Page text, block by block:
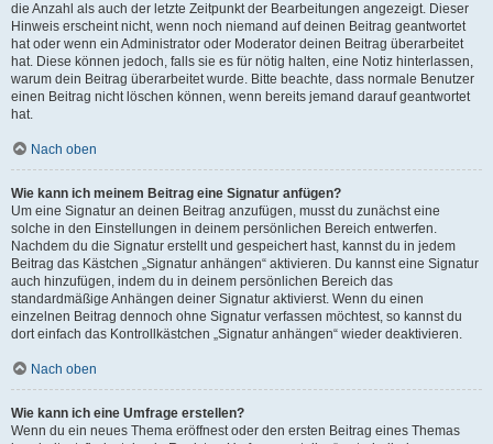
die Anzahl als auch der letzte Zeitpunkt der Bearbeitungen angezeigt. Dieser
Hinweis erscheint nicht, wenn noch niemand auf deinen Beitrag geantwortet
hat oder wenn ein Administrator oder Moderator deinen Beitrag überarbeitet
hat. Diese können jedoch, falls sie es für nötig halten, eine Notiz hinterlassen,
warum dein Beitrag überarbeitet wurde. Bitte beachte, dass normale Benutzer
einen Beitrag nicht löschen können, wenn bereits jemand darauf geantwortet
hat.
Nach oben
Wie kann ich meinem Beitrag eine Signatur anfügen?
Um eine Signatur an deinen Beitrag anzufügen, musst du zunächst eine
solche in den Einstellungen in deinem persönlichen Bereich entwerfen.
Nachdem du die Signatur erstellt und gespeichert hast, kannst du in jedem
Beitrag das Kästchen „Signatur anhängen“ aktivieren. Du kannst eine Signatur
auch hinzufügen, indem du in deinem persönlichen Bereich das
standardmäßige Anhängen deiner Signatur aktivierst. Wenn du einen
einzelnen Beitrag dennoch ohne Signatur verfassen möchtest, so kannst du
dort einfach das Kontrollkästchen „Signatur anhängen“ wieder deaktivieren.
Nach oben
Wie kann ich eine Umfrage erstellen?
Wenn du ein neues Thema eröffnest oder den ersten Beitrag eines Themas